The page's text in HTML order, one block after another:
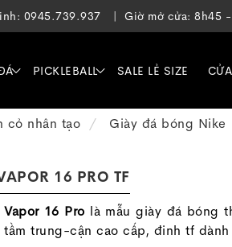
0945.739.937 Giờ mở cửa: 8h45
PICKLEBALL SALE LẺ SIZE
cỏ nhân tạo Giày đá bóng Nike
16 PRO TF
Vapor 16 Pro là mẫu giày đá bóng
tầm trung-cận cao cấp, đinh tf